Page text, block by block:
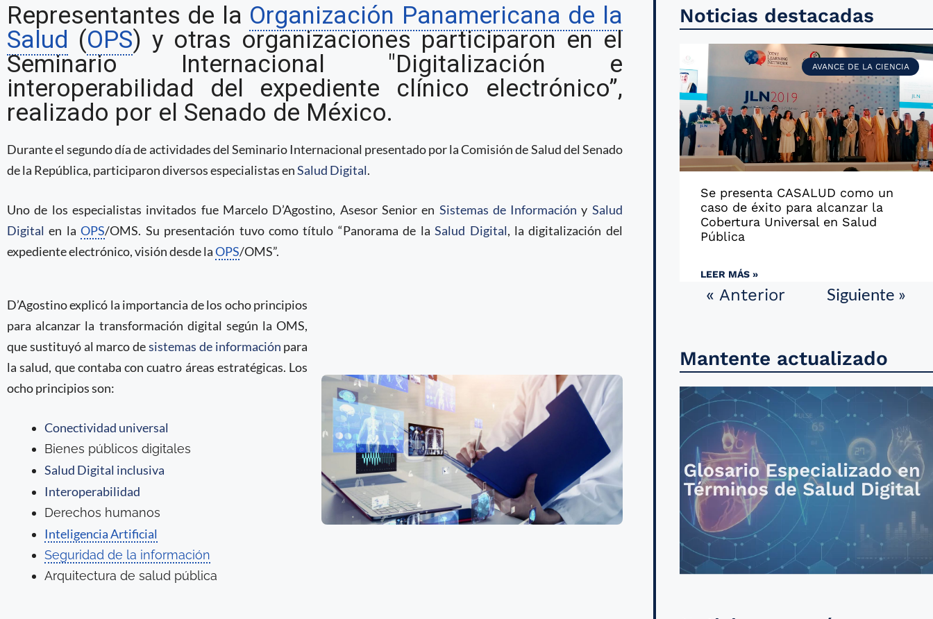
La OPS participó en el segundo día del
Seminario Internacional sobre la digitalización
del sector salud, organizado por el Senado en
México
Representantes de la Organización Panamericana de la
Salud (OPS) y otras organizaciones participaron en el
Seminario Internacional "Digitalización e
interoperabilidad del expediente clínico electrónico”,
realizado por el Senado de México.
Durante el segundo día de actividades del Seminario Internacional presentado por la Comisión de Salud del Senado
de la República, participaron diversos especialistas enSalud Digital.
Uno de los especialistas invitados fue Marcelo D’Agostino, Asesor Senior en Sistemas de Información y Salud
Digital en laOPS/OMS. Su presentación tuvo como título “Panorama de laSalud Digital, la digitalización del
expediente electrónico, visión desde laOPS/OMS”.
D’Agostino explicó la importancia de los ocho principios
para alcanzar la transformación digital según la OMS,
que sustituyó al marco desistemas de información para
la salud, que contaba con cuatro áreas estratégicas. Los
ocho principios son:
Conectividad universal
Bienes públicos digitales
Salud Digital inclusiva
Interoperabilidad
Derechos humanos
Inteligencia Artificial
Seguridad de la información
Arquitectura de salud pública
Noticias destacadas
AVANCE DE LA CIENCIA
Se presenta CASALUD como un
caso de éxito para alcanzar la
Cobertura Universal en Salud
Pública
LEER MÁS »
« Anterior Siguiente »
Mantente actualizado